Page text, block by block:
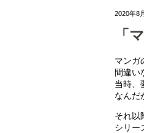
2020年8
「
マンガ
間違い
当時、
なんだ
それ以
シリー